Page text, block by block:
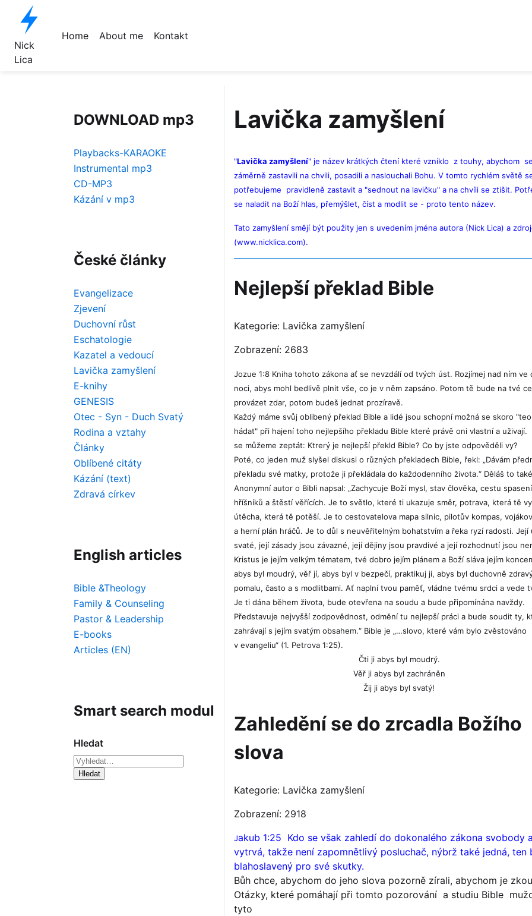
Nick
Lica
Home About me Kontakt
DOWNLOAD mp3
Playbacks-KARAOKE
Instrumental mp3
CD-MP3
Kázání v mp3
České články
Evangelizace
Zjevení
Duchovní růst
Eschatologie
Kazatel a vedoucí
Lavička zamyšlení
E-knihy
GENESIS
Otec - Syn - Duch Svatý
Rodina a vztahy
Články
Oblíbené citáty
Kázání (text)
Zdravá církev
English articles
Bible &Theology
Family & Counseling
Pastor & Leadership
E-books
Articles (EN)
Smart search modul
Hledat
Type 2 or more characters for results.
Hledat
Lavička zamyšlení
"Lavička zamyšlení" je název krátkých čtení které vzníklo z touhy, abychom se
záměrně zastavili na chvili, posadili a naslouchali Bohu. V tomto rychlém světě
potřebujeme pravidleně zastavit a "sednout na lavičku" a na chvíli se ztišit.
se naladit na Boží hlas, přemýšlet, číst a modlit se - proto tento název.
Tato zamyšlení smějí být použity jen s uvedením jména autora (Nick Lica) a
(www.nicklica.com).
Nejlepší překlad Bible
Kategorie: Lavička zamyšlení
Zobrazení: 2683
Jozue 1:8 Kniha tohoto zákona ať se nevzdálí od tvých úst. Rozjímej nad ním ve
noci, abys mohl bedlivě plnit vše, co je v něm zapsáno. Potom tě bude na tvé
provázet zdar, potom budeš jednat prozíravě.
Každý máme svůj oblibený překlad Bible a lidé jsou schopní možná se skoro
hádat" při hajení toho nejlepšího překladu Bible které právě oni vlastní a uživají.
se můžeme zeptát: Ktrerý je nejlepší překld Bible? Co by jste odpověděli vy?
Poté, co jeden muž slyšel diskusi o různých překladech Bible, řekl: „Dávám
překladu své matky, protože ji překládala do každodenního života.“ Děláš to
Anonymní autor o Bibli napsal: „Zachycuje Boží mysl, stav člověka, cestu
hříšníků a štěstí věřících. Je to světlo, které ti ukazuje směr, potrava, která tě
útěcha, která tě potěší. Je to cestovatelova mapa silnic, pilotův kompas,
a herní plán hráčů. Je to důl s neuvěřitelným bohatstvím a řeka ryzí radosti. Její
svaté, její zásady jsou závazné, její dějiny jsou pravdivé a její rozhodnutí jsou
Kristus je jejím velkým tématem, tvé dobro jejím plánem a Boží sláva jejím
abys byl moudrý, věř jí, abys byl v bezpečí, praktikuj ji, abys byl duchovně
pomalu, často a s modlitbami. Ať naplní tvou paměť, vládne tvému srdci a vede
Je ti dána během života, bude otevřena na soudu a bude připomínána navždy.
Představuje nejvyšší zodpovědnost, odmění tu nejlepší práci a bude soudit ty,
zahrávají s jejím svatým obsahem.“ Bible je „…slovo, které vám bylo zvěstováno
v evangeliu“ (1. Petrova 1:25).
Čti ji abys byl moudrý.
Věř ji abys byl zachráněn
Žij ji abys byl svatý!
Zahledění se do zrcadla Božího
slova
Kategorie: Lavička zamyšlení
Zobrazení: 2918
Jakub 1:25 Kdo se však zahledí do dokonalého zákona svobody a
vytrvá, takže není zapomnětlivý posluchač, nýbrž také jedná, ten
blahoslavený pro své skutky.
Bůh chce, abychom do jeho slova pozorně zírali, abychom je
Otázky, které pomáhají při tomto pozorování a studiu Bible
tyto